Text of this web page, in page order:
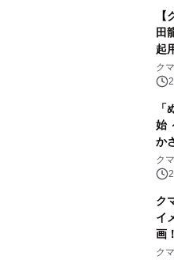
田
起
全
放
ク
始
か
ク
ク
イ
画！
ク